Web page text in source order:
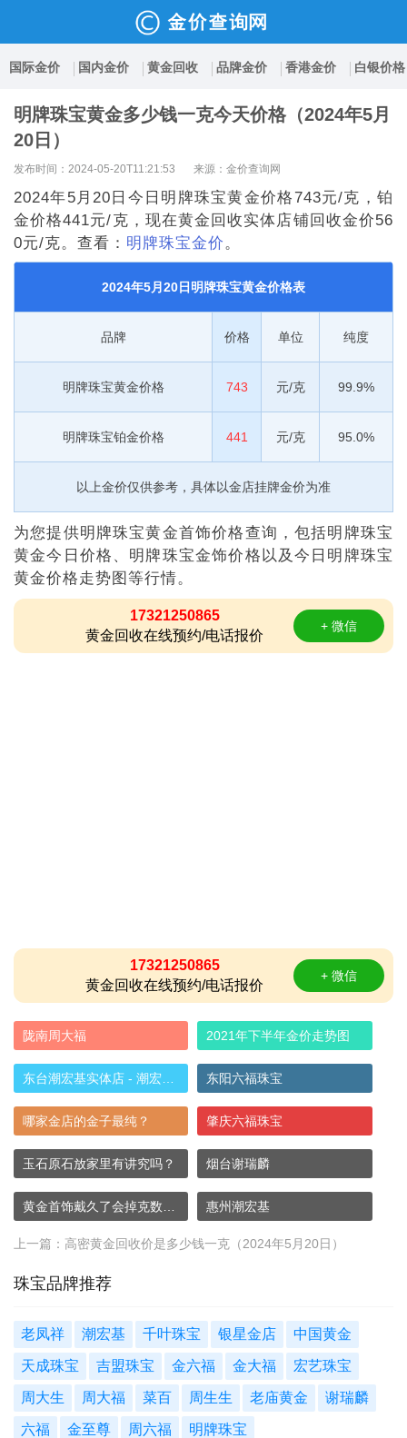
国际金价 国内金价 黄金回收 品牌金价 香港金价 白银价格
明牌珠宝黄金多少钱一克今天价格（2024年5月
20日）
发布时间：2024-05-20T11:21:53 来源：金价查询网
2024年5月20日今日明牌珠宝黄金价格743元/克，铂
金价格441元/克，现在黄金回收实体店铺回收金价56
0元/克。查看： 明牌珠宝金价。
2024年5月20日明牌珠宝黄金价格表
品牌 价格 单位 纯度
明牌珠宝黄金价格 743 元/克 99.9%
明牌珠宝铂金价格 441 元/克 95.0%
以上金价仅供参考，具体以金店挂牌金价为准
为您提供明牌珠宝黄金首饰价格查询，包括明牌珠宝
黄金今日价格、明牌珠宝金饰价格以及今日明牌珠宝
黄金价格走势图等行情。
17321250865
黄金回收在线预约/电话报价
+ 微信
17321250865
黄金回收在线预约/电话报价
+ 微信
陇南周大福 2021年下半年金价走势图
东阳六福珠宝
哪家金店的金子最纯？ 肇庆六福珠宝
玉石原石放家里有讲究吗？ 烟台谢瑞麟
惠州潮宏基
上一篇： 高密黄金回收价是多少钱一克（2024年5月20日）
珠宝品牌推荐
老凤祥 潮宏基 千叶珠宝 银星金店 中国黄金
天成珠宝 吉盟珠宝 金六福 金大福 宏艺珠宝
周大生 周大福 菜百 周生生 老庙黄金 谢瑞麟
六福 金至尊 周六福 明牌珠宝